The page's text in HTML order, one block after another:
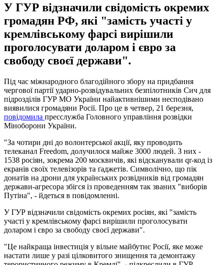
У ГУР відзначили свідомість окремих
громадян РФ, які "замість участі у
кремлівському фарсі вирішили
проголосувати доларом і євро за
свободу своєї держави".
Під час міжнародного благодійного збору на придбання
чергової партії ударно-розвідувальних безпілотників Сич для
підрозділів ГУР МО України найактивнішими несподівано
виявилися громадяни Росії. Про це в четвер, 21 березня,
повідомила пресслужба Головного управління розвідки
Міноборони України.
"За чотири дні до волонтерської акції, яку проводить
телеканал Freedom, долучилося майже 3000 людей. З них -
1538 росіян, зокрема 200 москвичів, які відсканували qr-код із
екранів своїх телевізорів та ґаджетів. Символічно, що пік
донатів на дрони для українських розвідників від громадян
держави-агресора збігся із проведенням так званих "виборів
Путіна", - йдеться в повідомленні.
У ГУР відзначили свідомість окремих росіян, які "замість
участі у кремлівському фарсі вирішили проголосувати
доларом і євро за свободу своєї держави".
"Це найкраща інвестиція у вільне майбутнє Росії, яке може
настати лише у разі цілковитого знищення та демонтажу